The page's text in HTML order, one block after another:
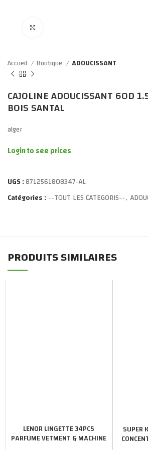
Accueil Boutique ADOUCISSANT
CAJOLINE ADOUCISSANT 60D
BOIS SANTAL
alger
Login to see prices
UGS :8712561808347-AL
Catégories :--TOUT LES CATEGORIS--,
PRODUITS SIMILAIRES
LENOR LINGETTE 34PCS
PARFUME VETMENT & MACHINE
SUPER